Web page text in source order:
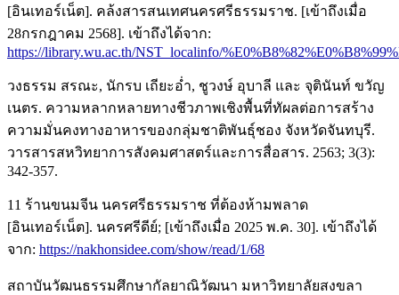
[อินเทอร์เน็ต]. คล้งสารสนเทศนครศรีธรรมราช. [เข้าถึงเมื่อ
28กรกฎาคม 2568]. เข้าถึงได้จาก:
https://library.wu.ac.th/NST_localinfo/
วงธรรม สรณะ, นักรบ เถียะอ่ำ, ชูวงษ์ อุบาลี และ จุตินันท์ ขวัญ
เนตร. ความหลากหลายทางชีวภาพเชิงพื้นที่ทัผลต่อการสร้าง
ความมั่นคงทางอาหารของกลุ่มชาติพันธุ์ชอง จังหวัดจันทบุรี.
วารสารสหวิทยาการสังคมศาสตร์และการสื่อสาร. 2563; 3(3):
342-357.
11 ร้านขนมจีน นครศรีธรรมราช ที่ต้องห้ามพลาด
[อินเทอร์เน็ต]. นครศรีดีย์; [เข้าถึงเมื่อ 2025 พ.ค. 30]. เข้าถึงได้
จาก: https://nakhonsidee.com/show/read/1/68
สถาบันวัฒนธรรมศึกษากัลยาณิวัฒนา มหาวิทยาลัยสงขลา